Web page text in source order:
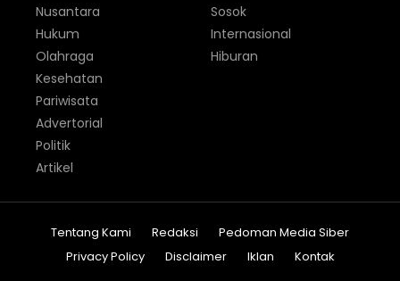
Nusantara
Hukum
Olahraga
Sosok
Internasional
Hiburan
Kesehatan
Pariwisata
Advertorial
Politik
Artikel
Tentang Kami Redaksi
Pedoman Media Siber
Privacy Policy
Disclaimer Iklan Kontak